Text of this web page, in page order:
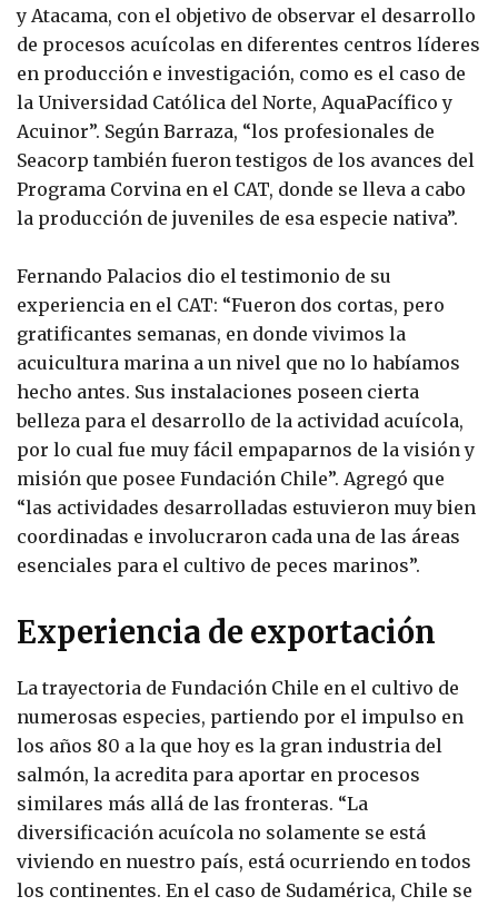
y Atacama, con el objetivo de observar el desarrollo
de procesos acuícolas en diferentes centros líderes
en producción e investigación, como es el caso de
la Universidad Católica del Norte, AquaPacífico y
Acuinor”. Según Barraza, “los profesionales de
Seacorp también fueron testigos de los avances del
Programa Corvina en el CAT, donde se lleva a cabo
la producción de juveniles de esa especie nativa”.
Fernando Palacios dio el testimonio de su
experiencia en el CAT: “Fueron dos cortas, pero
gratificantes semanas, en donde vivimos la
acuicultura marina a un nivel que no lo habíamos
hecho antes. Sus instalaciones poseen cierta
belleza para el desarrollo de la actividad acuícola,
por lo cual fue muy fácil empaparnos de la visión y
misión que posee Fundación Chile”. Agregó que
“las actividades desarrolladas estuvieron muy bien
coordinadas e involucraron cada una de las áreas
esenciales para el cultivo de peces marinos”.
Experiencia de exportación
La trayectoria de Fundación Chile en el cultivo de
numerosas especies, partiendo por el impulso en
los años 80 a la que hoy es la gran industria del
salmón, la acredita para aportar en procesos
similares más allá de las fronteras. “La
diversificación acuícola no solamente se está
viviendo en nuestro país, está ocurriendo en todos
los continentes. En el caso de Sudamérica, Chile se